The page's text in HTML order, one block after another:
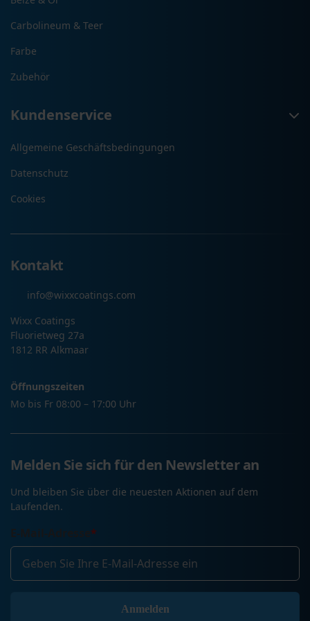
Carbolineum & Teer
Farbe
Zubehör
Kundenservice
Allgemeine Geschäftsbedingungen
Datenschutz
Cookies
Kontakt
info@wixxcoatings.com
Wixx Coatings
Fluorietweg 27a
1812 RR Alkmaar
Öffnungszeiten
Mo bis Fr 08:00 – 17:00 Uhr
Melden Sie sich für den Newsletter an
Und bleiben Sie über die neuesten Aktionen auf dem
Laufenden.
*